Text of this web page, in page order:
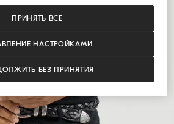
НАСТРОЙКАМИ
БЕЗ ПРИНЯТИЯ
ПРИНЯТЬ ВСЕ